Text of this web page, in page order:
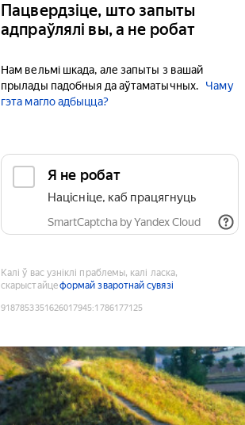
Пацвердзіце, што запыты
адпраўлялі вы, а не робат
Нам вельмі шкада, але запыты з вашай
прылады падобныя да аўтаматычных.
Чаму
гэта магло адбыцца?
Я не робат
Націсніце, каб працягнуць
SmartCaptcha by Yandex Cloud
Калі ў вас узніклі праблемы, калі ласка,
скарыстайцеформай зваротнай сувязі
9187853351626017945:1786177125